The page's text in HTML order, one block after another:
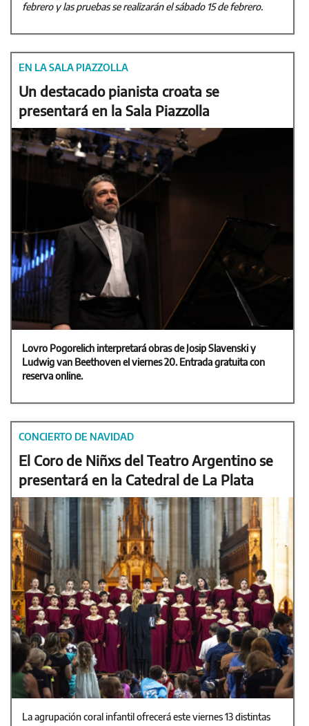
febrero y las pruebas se realizarán el sábado 15 de febrero.
EN LA SALA PIAZZOLLA
Un destacado pianista croata se
presentará en la Sala Piazzolla
Lovro Pogorelich interpretará obras de Josip Slavenski y
Ludwig van Beethoven el viernes 20. Entrada gratuita con
reserva online.
CONCIERTO DE NAVIDAD
El Coro de Niñxs del Teatro Argentino se
presentará en la Catedral de La Plata
La agrupación coral infantil ofrecerá este viernes 13 distintas